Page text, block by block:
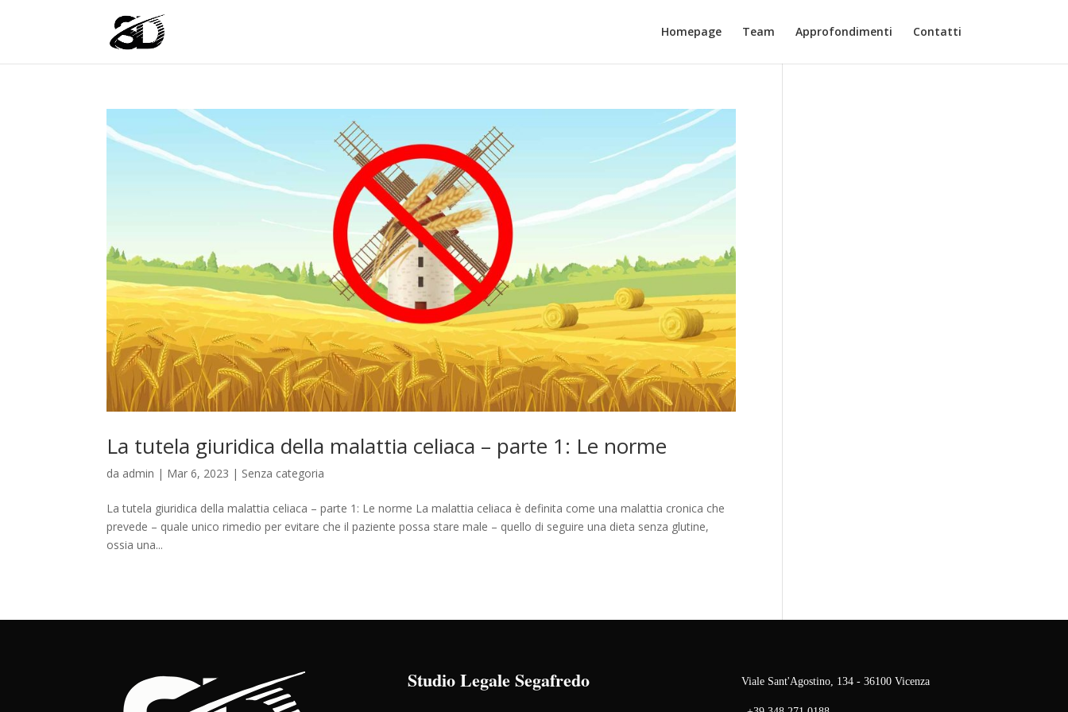
Homepage Team Approfondimenti Contatti
La tutela giuridica della malattia celiaca – parte 1: Le norme
da admin | Mar 6, 2023 | Senza categoria
La tutela giuridica della malattia celiaca – parte 1: Le norme La malattia celiaca è definita come una malattia cronica che
prevede – quale unico rimedio per evitare che il paziente possa stare male – quello di seguire una dieta senza glutine,
ossia una...
Studio Legale Segafredo Viale Sant'Agostino, 134 - 36100 Vicenza